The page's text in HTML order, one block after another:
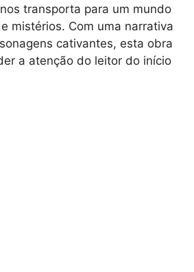
transporta para um mundo
mistérios. Com uma narrativa
cativantes, esta obra
a atenção do leitor do início